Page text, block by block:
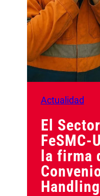
Actualidad
El
FeSMC-
la firma
Handling